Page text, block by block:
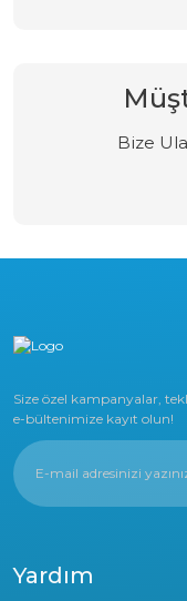
Bize
Size özel kampanyalar,
e-bültenimize kayıt olun!
Yardım